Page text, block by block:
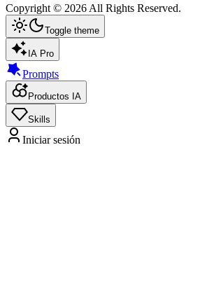
Copyright © 2026 All Rights Reserved.
Toggle theme
IA Pro
Prompts
Productos IA
Skills
Iniciar sesión